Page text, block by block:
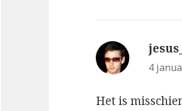
jesus_
4
Het is